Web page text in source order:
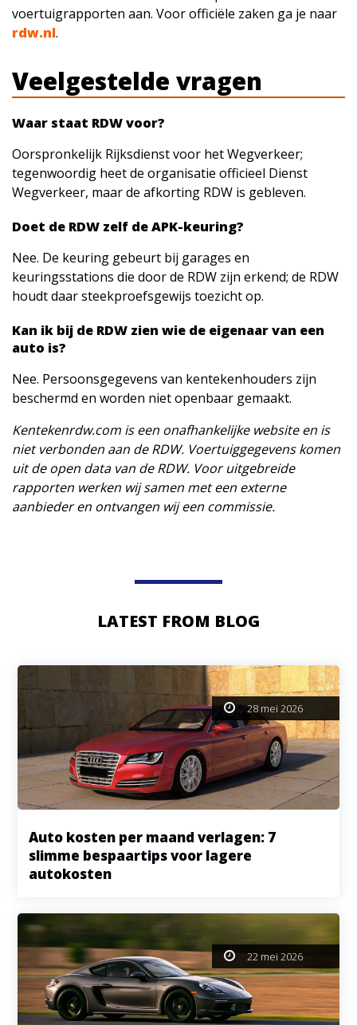
voertuigrapporten aan. Voor officiële zaken ga je naar
rdw.nl.
Veelgestelde vragen
Waar staat RDW voor?
Oorspronkelijk Rijksdienst voor het Wegverkeer;
tegenwoordig heet de organisatie officieel Dienst
Wegverkeer, maar de afkorting RDW is gebleven.
Doet de RDW zelf de APK-keuring?
Nee. De keuring gebeurt bij garages en
keuringsstations die door de RDW zijn erkend; de RDW
houdt daar steekproefsgewijs toezicht op.
Kan ik bij de RDW zien wie de eigenaar van een
auto is?
Nee. Persoonsgegevens van kentekenhouders zijn
beschermd en worden niet openbaar gemaakt.
Kentekenrdw.com is een onafhankelijke website en is
niet verbonden aan de RDW. Voertuiggegevens komen
uit de open data van de RDW. Voor uitgebreide
rapporten werken wij samen met een externe
aanbieder en ontvangen wij een commissie.
LATEST FROM BLOG
28 mei 2026
Auto kosten per maand verlagen: 7
slimme bespaartips voor lagere
autokosten
22 mei 2026